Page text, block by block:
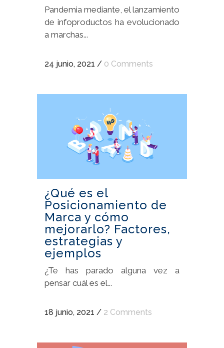
Pandemia mediante, el lanzamiento
de infoproductos ha evolucionado
a marchas...
24 junio, 2021 / 0 Comments
¿Qué es el
Posicionamiento de
Marca y cómo
mejorarlo? Factores,
estrategias y
ejemplos
¿Te has parado alguna vez a
pensar cuál es el...
18 junio, 2021 / 2 Comments